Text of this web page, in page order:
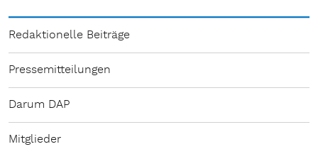
Redaktionelle Beiträge
Pressemitteilungen
Darum DAP
Mitglieder